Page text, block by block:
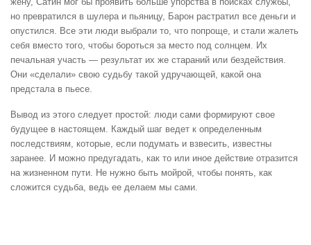
но превратился в шулера и пьяницу, Барон растратил все деньги и
опустился. Все эти люди выбрали то, что попроще, и стали жалеть
себя вместо того, чтобы бороться за место под солнцем. Их
печальная участь — результат их же стараний или бездействия.
Они «сделали» свою судьбу такой удручающей, какой она
предстала в пьесе.
Вывод из этого следует простой: люди сами формируют свое
будущее в настоящем. Каждый шаг ведет к определенным
последствиям, которые, если подумать и взвесить, известны
заранее. И можно предугадать, как то или иное действие отразится
на жизненном пути. Не нужно быть мойрой, чтобы понять, как
сложится судьба, ведь ее делаем мы сами.